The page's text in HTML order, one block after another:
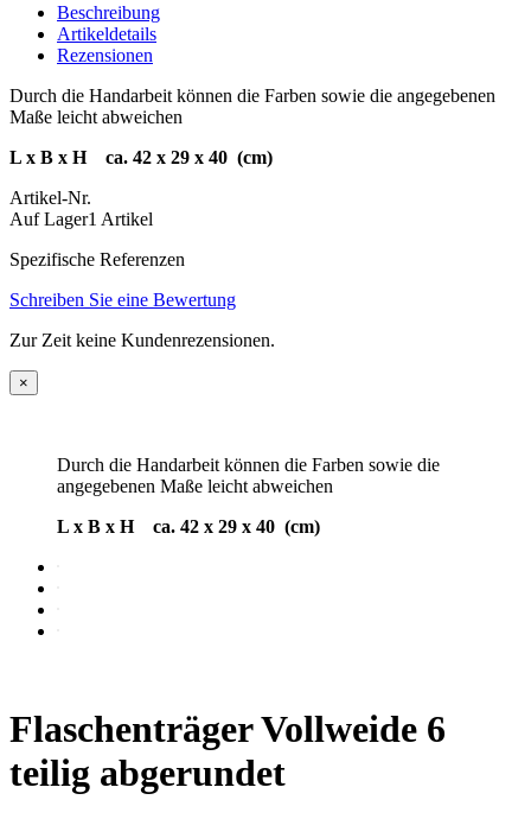
Beschreibung
Artikeldetails
Rezensionen
Durch die Handarbeit können die Farben sowie die angegebenen
Maße leicht abweichen
L x B x H ca. 42 x 29 x 40 (cm)
Artikel-Nr.
Auf Lager1 Artikel
Spezifische Referenzen
Schreiben Sie eine Bewertung
Zur Zeit keine Kundenrezensionen.
×
Durch die Handarbeit können die Farben sowie die
angegebenen Maße leicht abweichen
L x B x H ca. 42 x 29 x 40 (cm)
Flaschenträger Vollweide 6
teilig abgerundet